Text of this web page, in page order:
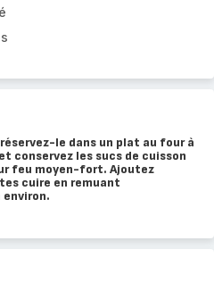
le dans un plat au four à
conservez les sucs de cuisson
feu moyen-fort. Ajoutez
cuire en remuant